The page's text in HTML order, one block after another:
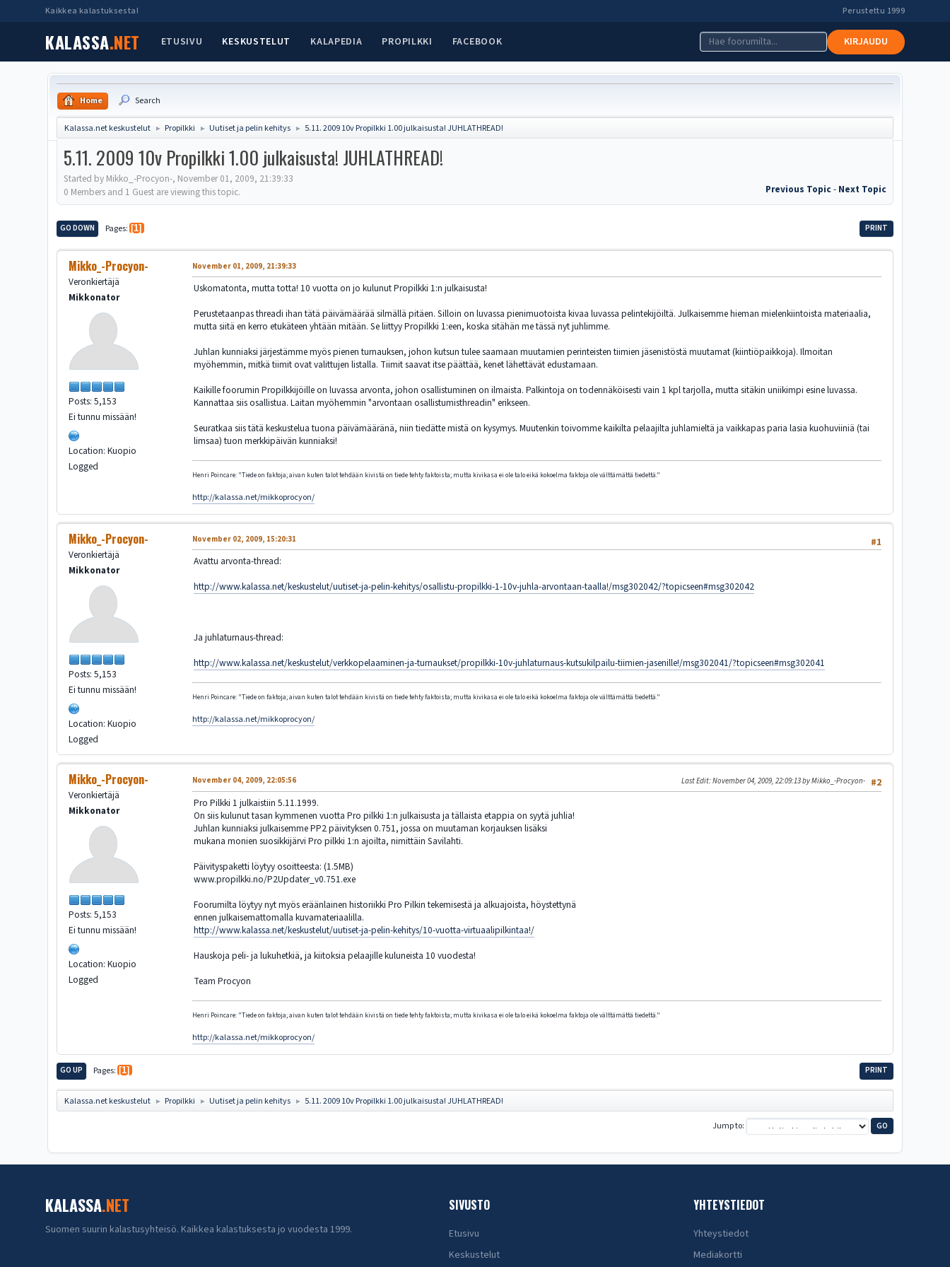
Kaikkea kalastuksesta! Perustettu 1999
KALASSA.NET ETUSIVU KESKUSTELUT KALAPEDIA PROPILKKI FACEBOOK KIRJAUDU
Home Search
Kalassa.net keskustelut ► Propilkki ► Uutiset ja pelin kehitys ► 5.11. 2009 10v Propilkki 1.00 julkaisusta! JUHLATHREAD!
5.11. 2009 10v Propilkki 1.00 julkaisusta! JUHLATHREAD!
Started by Mikko_-Procyon-, November 01, 2009, 21:39:33
Previous Topic- Next Topic
0 Members and 1 Guest are viewing this topic.
PRINT
GO DOWN Pages 1
Mikko_-Procyon-
Veronkiertäjä
Mikkonator
Posts: 5,153
Ei tunnu missään!
Location: Kuopio
Logged
November 01, 2009, 21:39:33
Uskomatonta, mutta totta! 10 vuotta on jo kulunut Propilkki 1:n julkaisusta!
Perustetaanpas threadi ihan tätä päivämäärää silmällä pitäen. Silloin on luvassa pienimuotoista kivaa luvassa pelintekijöiltä. Julkaisemme hieman mielenkiintoista materiaalia,
mutta siitä en kerro etukäteen yhtään mitään. Se liittyy Propilkki 1:een, koska sitähän me tässä nyt juhlimme.
Juhlan kunniaksi järjestämme myös pienen turnauksen, johon kutsun tulee saamaan muutamien perinteisten tiimien jäsenistöstä muutamat (kiintiöpaikkoja). Ilmoitan
myöhemmin, mitkä tiimit ovat valittujen listalla. Tiimit saavat itse päättää, kenet lähettävät edustamaan.
Kaikille foorumin Propilkkijöille on luvassa arvonta, johon osallistuminen on ilmaista. Palkintoja on todennäköisesti vain 1 kpl tarjolla, mutta sitäkin uniikimpi esine luvassa.
Kannattaa siis osallistua. Laitan myöhemmin "arvontaan osallistumisthreadin" erikseen.
Seuratkaa siis tätä keskustelua tuona päivämääränä, niin tiedätte mistä on kysymys. Muutenkin toivomme kaikilta pelaajilta juhlamieltä ja vaikkapas paria lasia kuohuviiniä (tai
limsaa) tuon merkkipäivän kunniaksi!
Henri Poincare: "Tiede on faktoja; aivan kuten talot tehdään kivistä on tiede tehty faktoista; mutta kivikasa ei ole talo eikä kokoelma faktoja ole välttämättä tiedettä."
http://kalassa.net/mikkoprocyon/
Mikko_-Procyon-
Veronkiertäjä
Mikkonator
Posts: 5,153
Ei tunnu missään!
Location: Kuopio
Logged
#1
November 02, 2009, 15:20:31
Avattu arvonta-thread:
http://www.kalassa.net/keskustelut/uutiset-ja-pelin-kehitys/osallistu-propilkki-1-10v-juhla-arvontaan-taalla!/msg302042/?topicseen#msg302042
Ja juhlaturnaus-thread:
http://www.kalassa.net/keskustelut/verkkopelaaminen-ja-turnaukset/propilkki-10v-juhlaturnaus-kutsukilpailu-tiimien-jasenille!/msg302041/?topicseen#msg302041
Henri Poincare: "Tiede on faktoja; aivan kuten talot tehdään kivistä on tiede tehty faktoista; mutta kivikasa ei ole talo eikä kokoelma faktoja ole välttämättä tiedettä."
http://kalassa.net/mikkoprocyon/
Mikko_-Procyon-
Veronkiertäjä
Mikkonator
Posts: 5,153
Ei tunnu missään!
Location: Kuopio
Logged
#2
November 04, 2009, 22:05:56 Last Edit: November 04, 2009, 22:09:13 by Mikko_-Procyon-
Pro Pilkki 1 julkaistiin 5.11.1999.
On siis kulunut tasan kymmenen vuotta Pro pilkki 1:n julkaisusta ja tällaista etappia on syytä juhlia!
Juhlan kunniaksi julkaisemme PP2 päivityksen 0.751, jossa on muutaman korjauksen lisäksi
mukana monien suosikkijärvi Pro pilkki 1:n ajoilta, nimittäin Savilahti.
Päivityspaketti löytyy osoitteesta: (1.5MB)
www.propilkki.no/P2Updater_v0.751.exe
Foorumilta löytyy nyt myös eräänlainen historiikki Pro Pilkin tekemisestä ja alkuajoista, höystettynä
ennen julkaisemattomalla kuvamateriaalilla.
http://www.kalassa.net/keskustelut/uutiset-ja-pelin-kehitys/10-vuotta-virtuaalipilkintaa!/
Hauskoja peli- ja lukuhetkiä, ja kiitoksia pelaajille kuluneista 10 vuodesta!
Team Procyon
Henri Poincare: "Tiede on faktoja; aivan kuten talot tehdään kivistä on tiede tehty faktoista; mutta kivikasa ei ole talo eikä kokoelma faktoja ole välttämättä tiedettä."
http://kalassa.net/mikkoprocyon/
PRINT
GO UP Pages 1
Kalassa.net keskustelut ► Propilkki ► Uutiset ja pelin kehitys ► 5.11. 2009 10v Propilkki 1.00 julkaisusta! JUHLATHREAD!
Jump to
KALASSA.NET
Suomen suurin kalastusyhteisö. Kaikkea kalastuksesta jo vuodesta 1999.
SIVUSTO
Etusivu
Keskustelut
YHTEYSTIEDOT
Yhteystiedot
Mediakortti